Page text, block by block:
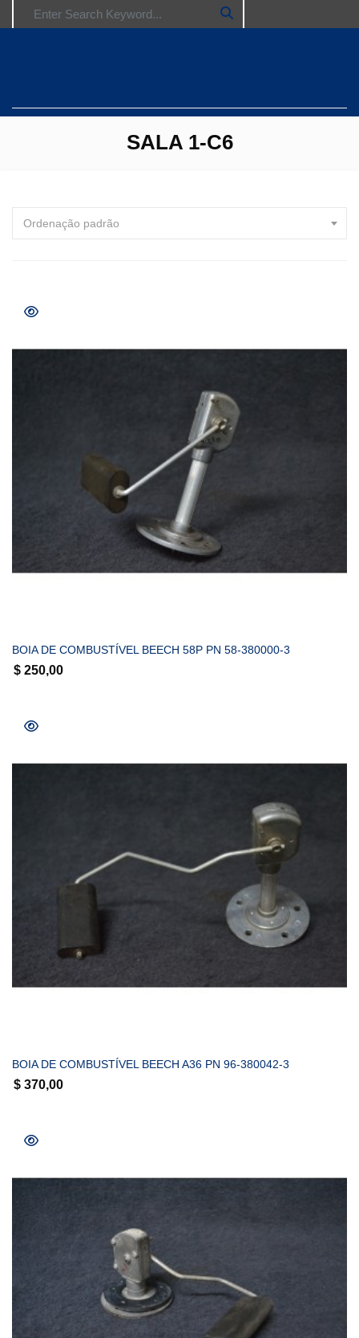
SALA 1-C6
Ordenação padrão
BOIA DE COMBUSTÍVEL BEECH 58P PN 58-380000-3
$ 250,00
BOIA DE COMBUSTÍVEL BEECH A36 PN 96-380042-3
$ 370,00